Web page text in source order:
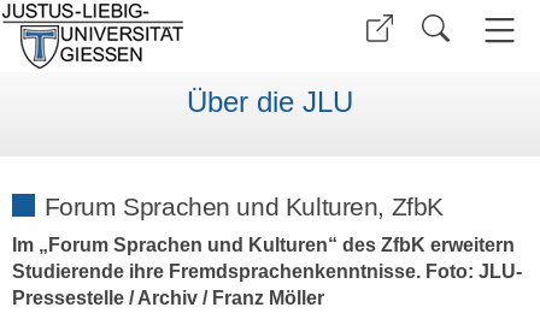
Über die JLU
Forum Sprachen und Kulturen, ZfbK
Im „Forum Sprachen und Kulturen“ des ZfbK erweitern
Studierende ihre Fremdsprachenkenntnisse. Foto: JLU-
Pressestelle / Archiv / Franz Möller